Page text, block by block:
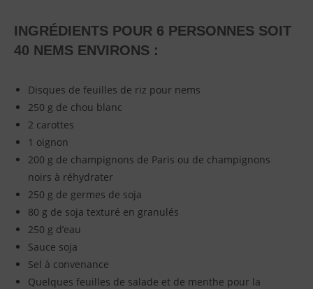
INGRÉDIENTS POUR 6 PERSONNES SOIT
40 NEMS ENVIRONS :
Disques de feuilles de riz pour nems
250 g de chou blanc
2 carottes
1 oignon
200 g de champignons de Paris ou de champignons
noirs à réhydrater
250 g de germes de soja
80 g de soja texturé en granulés
250 g d’eau
Sauce soja
Sel à convenance
Quelques feuilles de salade et de menthe pour la